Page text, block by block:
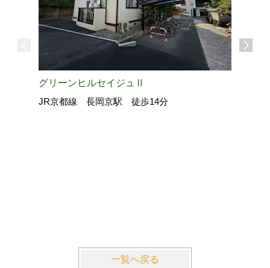
グリーンヒルセイジュⅡ
JR京都線 長岡京駅 徒歩14分
一覧へ戻る